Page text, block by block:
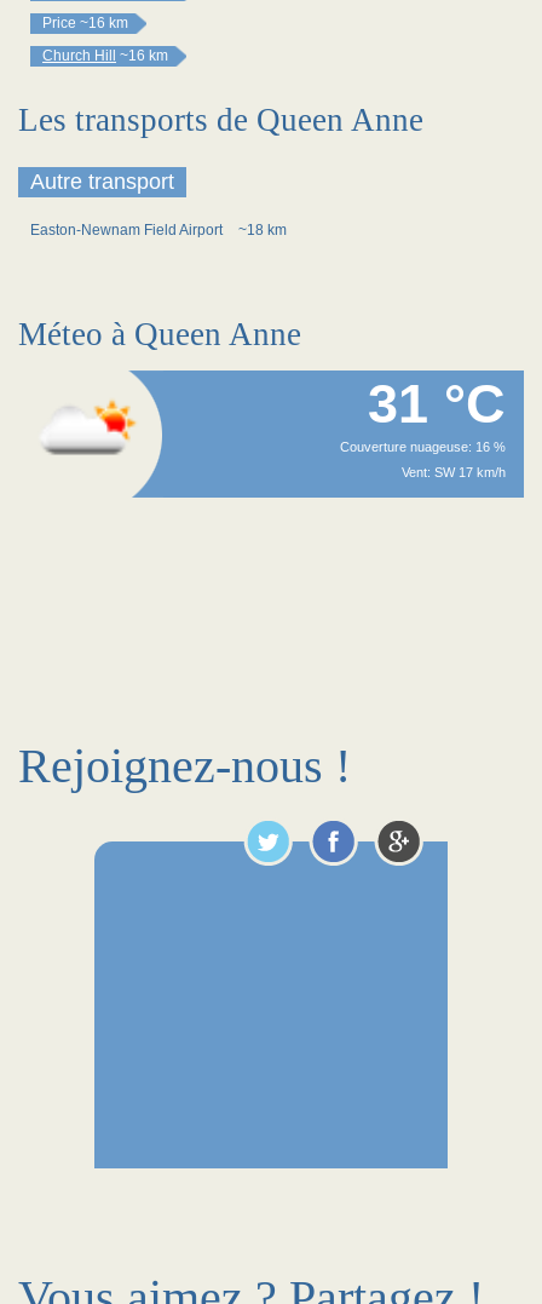
Price ~16 km
Church Hill
~16 km
Les transports de Queen Anne
Autre transport
Easton-Newnam Field Airport ~18 km
Méteo à Queen Anne
31 °C
Couverture nuageuse: 16 %
Vent: SW 17 km/h
Rejoignez-nous !